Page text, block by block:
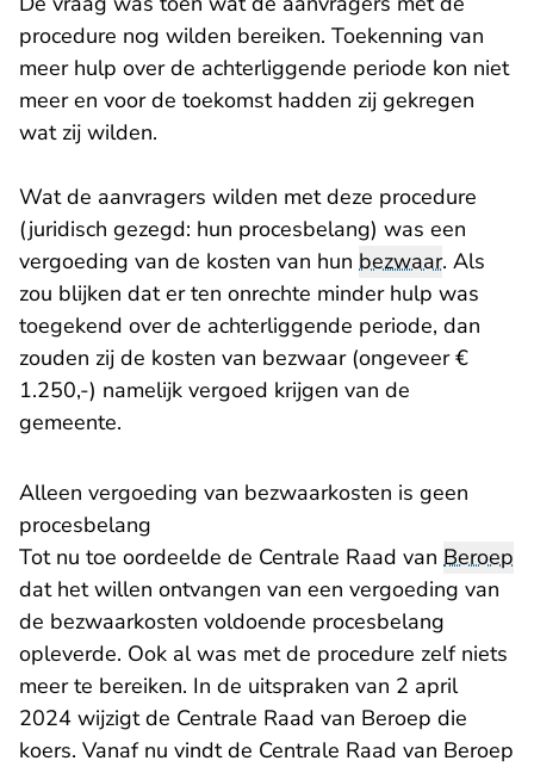
procedure nog wilden bereiken. Toekenning van
meer hulp over de achterliggende periode kon niet
meer en voor de toekomst hadden zij gekregen
wat zij wilden.
Wat de aanvragers wilden met deze procedure
(juridisch gezegd: hun procesbelang) was een
vergoeding van de kosten van hun bezwaar. Als
zou blijken dat er ten onrechte minder hulp was
toegekend over de achterliggende periode, dan
zouden zij de kosten van bezwaar (ongeveer €
1.250,-) namelijk vergoed krijgen van de
gemeente.
Alleen vergoeding van bezwaarkosten is geen
procesbelang
Tot nu toe oordeelde de Centrale Raad van Beroep
dat het willen ontvangen van een vergoeding van
de bezwaarkosten voldoende procesbelang
opleverde. Ook al was met de procedure zelf niets
meer te bereiken. In de uitspraken van 2 april
2024 wijzigt de Centrale Raad van Beroep die
koers. Vanaf nu vindt de Centrale Raad van Beroep